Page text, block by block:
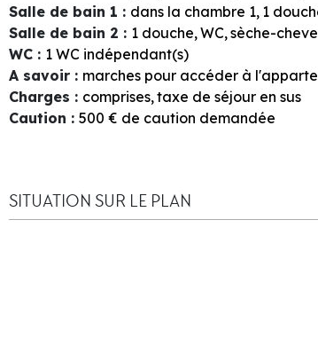
Salle de bain 1 : dans la chambre 1 1
Salle de bain 2 : 1 douche WC sèche-
WC : 1 WC indépendant(s)
A savoir : marches pour accéder à
Charges : comprises taxe de séjour en sus
Caution : 500 € de caution demandée
SITUATION SUR LE PLAN